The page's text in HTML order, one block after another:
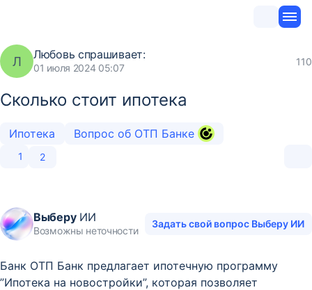
Л Любовь спрашивает:
01 июля 2024 05:07
110
Сколько стоит ипотека
Ипотека Вопрос об ОТП Банке
1 2
ВыберуИИ
Возможны неточности
Задать свой вопрос Выберу ИИ
Банк ОТП Банк предлагает ипотечную программу
”Ипотека на новостройки”, которая позволяет